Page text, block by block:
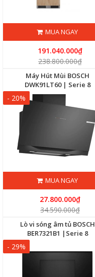
MUA NGAY
191.040.000₫
238.800.000₫
Máy Hút Mùi BOSCH
DWK91LT60 | Serie 8
- 20%
MUA NGAY
27.800.000₫
34.590.000₫
Lò vi sóng âm tủ BOSCH
BER7321B1 |Serie 8
- 29%